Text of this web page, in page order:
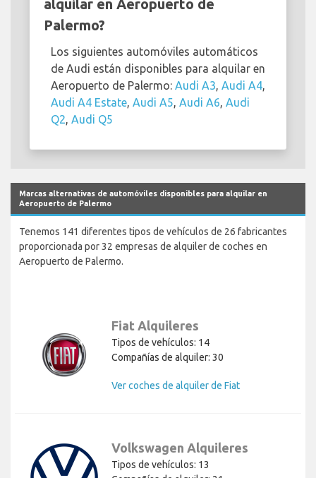
alquilar en Aeropuerto de
Palermo?
Los siguientes automóviles automáticos
de Audi están disponibles para alquilar en
Aeropuerto de Palermo: Audi A3 Audi A4
Audi A4 Estate Audi A5 Audi A6 Audi
Q2 Audi Q5
Marcas alternativas de automóviles disponibles para alquilar en
Aeropuerto de Palermo
Tenemos 141 diferentes tipos de vehículos de 26 fabricantes
proporcionada por 32 empresas de alquiler de coches en
Aeropuerto de Palermo.
Fiat Alquileres
Tipos de vehículos: 14
Compañías de alquiler: 30
Ver coches de alquiler de Fiat
Volkswagen Alquileres
Tipos de vehículos: 13